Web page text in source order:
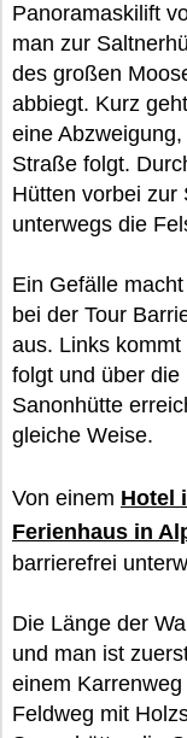
Panoramaskilift
man zur
des großen
abbiegt. Kurz
eine
Straße folgt.
Hütten vorbei zur
unterwegs die
Ein Gefälle
bei der Tour
aus. Links
folgt und über
Sanonhütte
gleiche Weise.
Von einem Hotel
Ferienhaus in
barrierefrei
Die Länge der
und man ist
einem
Feldweg mit